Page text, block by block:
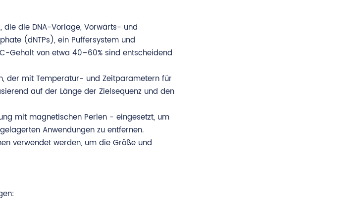
die die DNA-Vorlage, Vorwärts- und
(dNTPs), ein Puffersystem und
Gehalt von etwa 40–60% sind entscheidend
der mit Temperatur- und Zeitparametern für
auf der Länge der Zielsequenz und den
mit magnetischen Perlen - eingesetzt, um
Anwendungen zu entfernen.
verwendet werden, um die Größe und